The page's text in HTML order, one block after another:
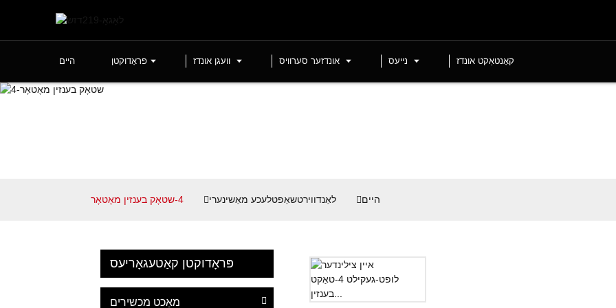
היים פּראָדוקטן וועגן אונדז אונדזער סערוויס נייעס קאָנטאַקט אונדז
היים לאַנדווירטשאַפטלעכע מאַשינערי 4-שטאָק בענזין מאָטאָר
פּראָדוקטן קאַטעגאָריעס
מאַכט מכשירים